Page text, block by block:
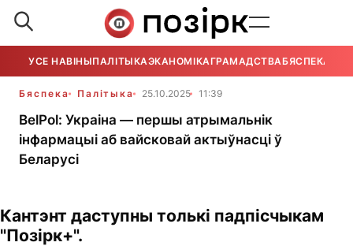
УСЕ НАВІНЫПАЛІТЫКАЭКАНОМІКАГРАМАДСТВАБЯСПЕКА
Бяспека Палітыка 25.10.2025 11:39
BelPol: Украіна — першы атрымальнік
інфармацыі аб вайсковай актыўнасці ў
Беларусі
Кантэнт даступны толькі падпісчыкам
"Позірк+".